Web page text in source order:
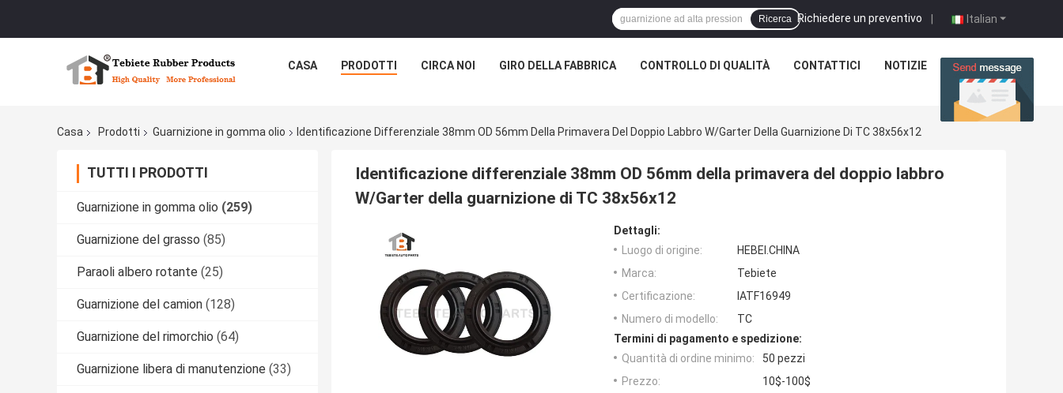
Italian
Richiedere un preventivo |
Ricerca
CASA PRODOTTI CIRCA NOI GIRO DELLA FABBRICA CONTROLLO DI QUALITÀ CONTATTICI NOTIZIE CASI
Casa Prodotti Guarnizione in gomma olio Identificazione Differenziale 38mm OD 56mm Della Primavera Del Doppio Labbro W/Garter Della Guarnizione Di TC 38x56x12
TUTTI I PRODOTTI
Guarnizione in gomma olio (259)
Guarnizione del grasso (85)
Paraoli albero rotante (25)
Guarnizione del camion (128)
Guarnizione del rimorchio (64)
Guarnizione libera di manutenzione (33)
Identificazione differenziale 38mm OD 56mm della primavera del doppio labbro
W/Garter della guarnizione di TC 38x56x12
Dettagli:
Luogo di origine:
HEBEI.CHINA
Marca:
Tebiete
Certificazione:
IATF16949
Numero di modello:
TC
Termini di pagamento e spedizione:
Quantità di ordine minimo:
50 pezzi
Prezzo:
10$-100$